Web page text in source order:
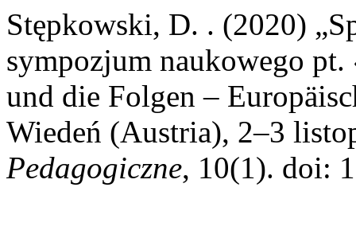
Stępkowski, D. . (2020)
sympozjum naukowego pt.
und die Folgen –
Wiedeń (Austria), 2–3
Pedagogiczne, 10(1). doi: